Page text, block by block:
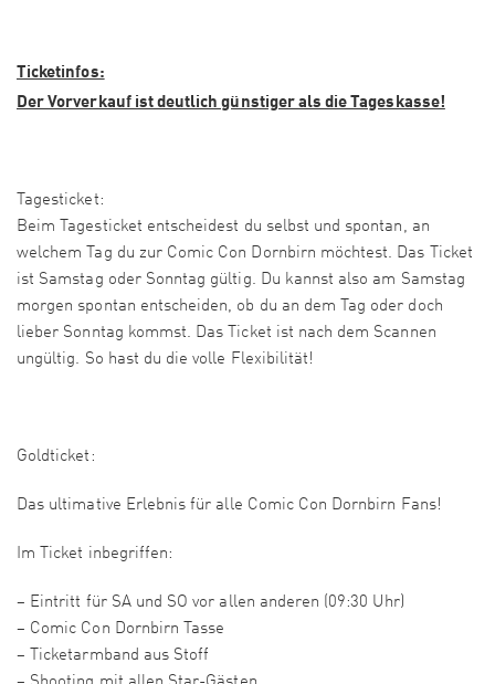
Ticketinfos:
Der Vorverkauf ist deutlich günstiger als die Tageskasse!
Tagesticket:
Beim Tagesticket entscheidest du selbst und spontan, an
welchem Tag du zur Comic Con Dornbirn möchtest. Das Ticket
ist Samstag oder Sonntag gültig. Du kannst also am Samstag
morgen spontan entscheiden, ob du an dem Tag oder doch
lieber Sonntag kommst. Das Ticket ist nach dem Scannen
ungültig. So hast du die volle Flexibilität!
Goldticket:
Das ultimative Erlebnis für alle Comic Con Dornbirn Fans!
Im Ticket inbegriffen:
– Eintritt für SA und SO vor allen anderen (09:30 Uhr)
– Comic Con Dornbirn Tasse
– Ticketarmband aus Stoff